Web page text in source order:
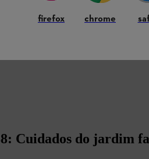
SÓ
Cuidados do jardim
firefox chrome